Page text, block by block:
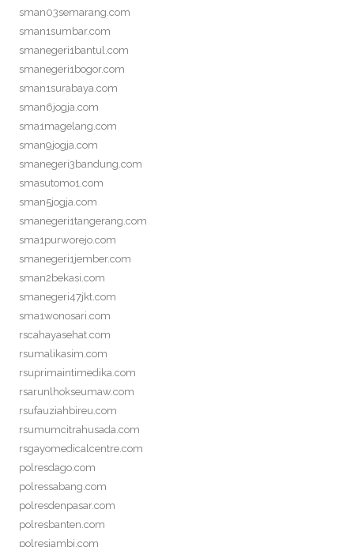
sman03semarang.com
sman1sumbar.com
smanegeri1bantul.com
smanegeri1bogor.com
sman1surabaya.com
sman6jogja.com
sma1magelang.com
sman9jogja.com
smanegeri3bandung.com
smasutomo1.com
sman5jogja.com
smanegeri1tangerang.com
sma1purworejo.com
smanegeri1jember.com
sman2bekasi.com
smanegeri47jkt.com
sma1wonosari.com
rscahayasehat.com
rsumalikasim.com
rsuprimaintimedika.com
rsarunlhokseumaw.com
rsufauziahbireu.com
rsumumcitrahusada.com
rsgayomedicalcentre.com
polresdago.com
polressabang.com
polresdenpasar.com
polresbanten.com
polresjambi.com